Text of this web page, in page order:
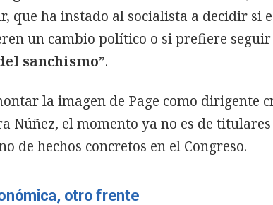
que ha instado al socialista a decidir si
un cambio político o si prefiere
sanchismo”.
la imagen de Page como dirigente
Núñez, el momento ya no es de
de hechos concretos en el Congreso.
otro frente